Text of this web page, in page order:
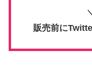
販売前に